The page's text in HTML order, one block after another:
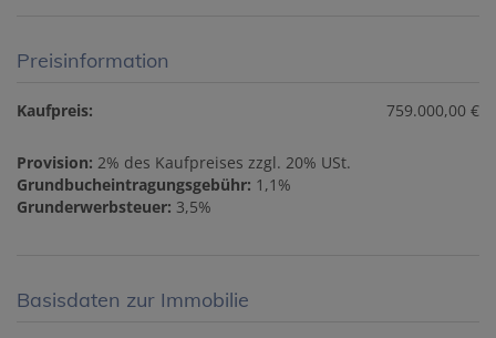
Preisinformation
Kaufpreis: 759.000,00 €
Provision: 2% des Kaufpreises zzgl. 20% USt.
Grundbucheintragungsgebühr: 1,1%
Grunderwerbsteuer: 3,5%
Basisdaten zur Immobilie